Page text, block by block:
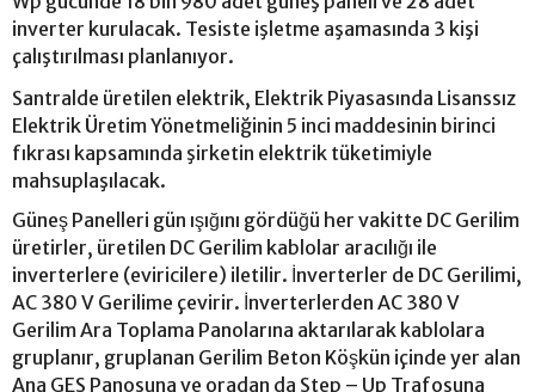
inverter kurulacak. Tesiste işletme aşamasında 3 kişi
çalıştırılması planlanıyor.
Santralde üretilen elektrik, Elektrik Piyasasında Lisanssız
Elektrik Üretim Yönetmeliğinin 5 inci maddesinin birinci
fıkrası kapsamında şirketin elektrik tüketimiyle
mahsuplaşılacak.
Güneş Panelleri gün ışığını gördüğü her vakitte DC Gerilim
üretirler, üretilen DC Gerilim kablolar aracılığı ile
inverterlere (eviricilere) iletilir. İnverterler de DC Gerilimi,
AC 380 V Gerilime çevirir. İnverterlerden AC 380 V
Gerilim Ara Toplama Panolarına aktarılarak kablolara
gruplanır, gruplanan Gerilim Beton Köşkün içinde yer alan
Ana GES Panosuna ve oradan da Step – Up Trafosuna